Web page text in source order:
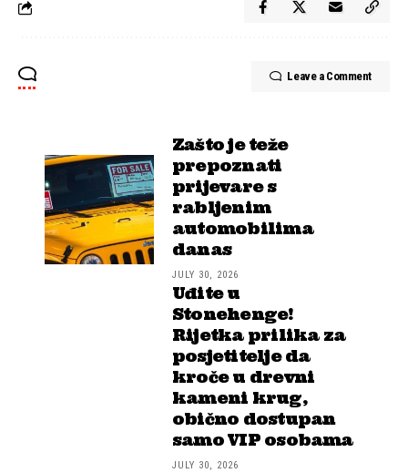
Leave a Comment
Zašto je teže
prepoznati
prijevare s
rabljenim
automobilima
danas
JULY 30, 2026
Uđite u
Stonehenge!
Rijetka prilika za
posjetitelje da
kroče u drevni
kameni krug,
obično dostupan
samo VIP osobama
JULY 30, 2026